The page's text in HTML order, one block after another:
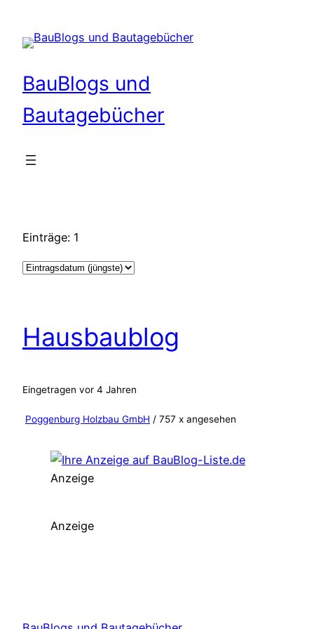
Inhalt
springen
BauBlogs und
Bautagebücher
Einträge: 1
Hausbaublog
Eingetragen vor 4 Jahren
Poggenburg Holzbau GmbH / 757 x angesehen
Anzeige
Anzeige